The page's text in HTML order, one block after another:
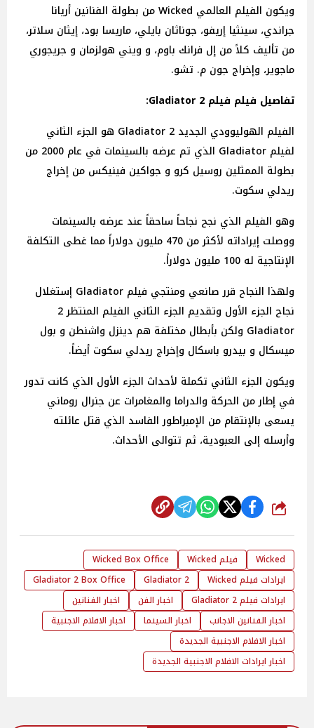
ويكون الفيلم العالمي Wicked من بطولة الفنانين أريانا
جراندي، سينثيا إريفو، جوناثان بايلي، ماريسا بود، إيثان سلاتر،
من تأليف كلاً من إل فرانك باوم، و ويني هولزمان و جريجوري
ماجوير، وإخراج جون م. تشو.
تفاصيل فيلم فيلم Gladiator 2:
الفيلم الهوليوودي الجديد 2 Gladiator هو الجزء الثاني
لفيلم Gladiator الذي تم عرضه بالسينمات في عام 2000 من
بطولة الممثلين روسيل كرو و جواكين فينيكس من إخراج
ريدلي سكوت.
وهو الفيلم الذي نجح نجاحاً ساحقاً عند عرضه بالسينمات
ووصلت إيراداته لأكثر من 470 مليون دولاراً مما غطى التكلفة
الإنتاجية له 100 مليون دولاراً.
ولهذا النجاح قرر صانعي ومنتجي فيلم Gladiator إستغلال
نجاح الجزء الأول وتقديم الجزء الثاني الفيلم المنتظر 2
Gladiator ولكن بأبطال مختلفة هم دينزل واشنطن و بول
ميسكال و بيدرو باسكال وإخراج ريدلي سكوت أيضاً.
ويكون الجزء الثاني تكملة لأحداث الجزء الأول الذي كانت تدور
في إطار من الحركة والدراما والمغامرات عن جنرال روماني
يسعى بالإنتقام من الإمبراطور الفاسد الذي قتل عائلته
وأرسله إلى العبودية، ثم تتوالى الأحداث.
شارك
Wicked فيلم Wicked
Wicked Box Office
ايرادات فيلم Wicked
Gladiator 2
Gladiator 2 Box Office
ايرادات فيلم Gladiator 2
اخبار الفن
اخبار الفنانين
اخبار الفنانين الاجانب
اخبار السينما
اخبار الافلام الاجنبية
اخبار الافلام الاجنبية الجديدة
اخبار ايرادات الافلام الاجنبية الجديدة